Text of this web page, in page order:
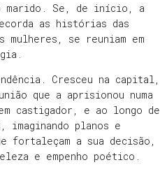
marido. Se, de início, a
as histórias das
mulheres, se reuniam em
Cresceu na capital,
que a aprisionou numa
castigador, e ao longo de
planos e
fortaleçam a sua decisão,
e empenho poético.